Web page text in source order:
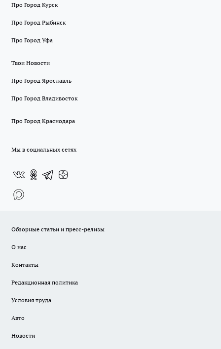
Про Город Курск
Про Город Рыбинск
Про Город Уфа
Твои Новости
Про Город Ярославль
Про Город Владивосток
Про Город Краснодара
Мы в социальных сетях
Обзорные статьи и пресс-релизы
О нас
Контакты
Редакционная политика
Условия труда
Авто
Новости